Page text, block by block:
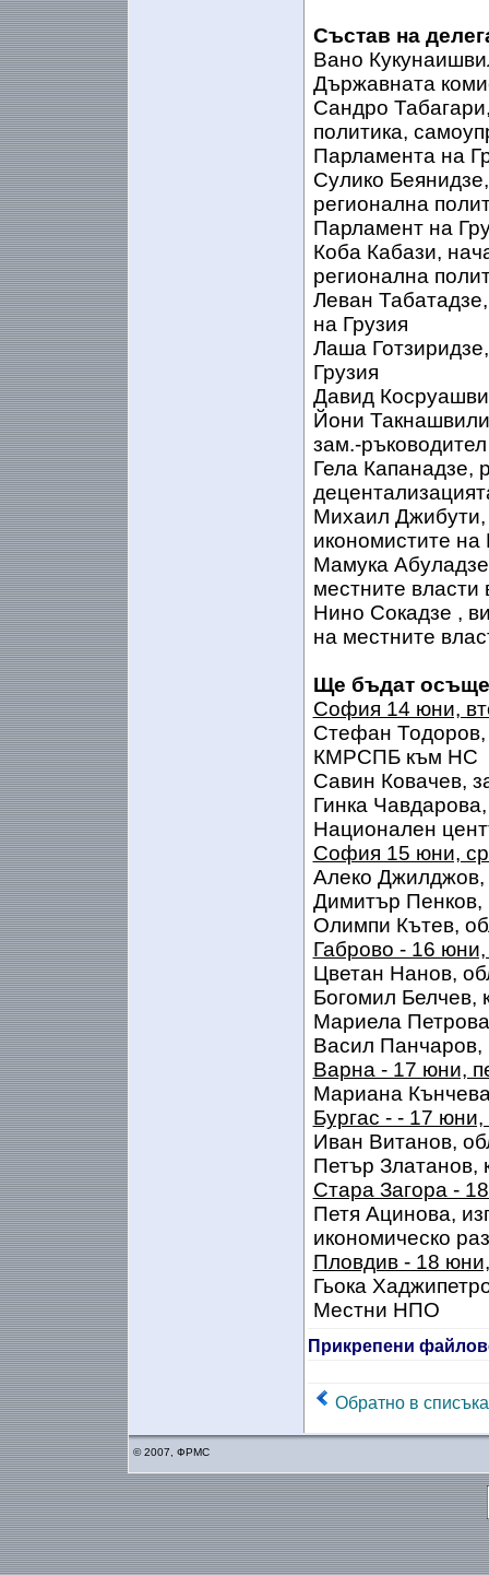
Състав на
Вано
Държавната
Сандро
политика,
Парламента на
Сулико
регионална
Парламент на
Коба Кабази,
регионална
Леван
на Грузия
Лаша
Грузия
Давид
Йони
зам.-
Гела Капанадзе,
Михаил Джибути,
икономистите на
Мамука
местните власти
Нино Сокадзе ,
на местните
Ще бъдат
София 14 юни,
Стефан Тодоров,
КМРСПБ към НС
Савин Ковачев,
Гинка
Национален
София 15 юни,
Алеко Джилджов,
Димитър
Олимпи Кътев,
Габрово - 16 юни,
Цветан Нанов,
Богомил Белчев,
Мариела
Васил
Варна - 17 юни,
Мариана
Бургас - - 17 юни,
Иван Витанов,
Петър
Стара Загора -
Петя Ацинова,
икономическо
Пловдив - 18
Гьока
Местни НПО
Прикрепени
Обратно в списъка
© 2007, ФРМС